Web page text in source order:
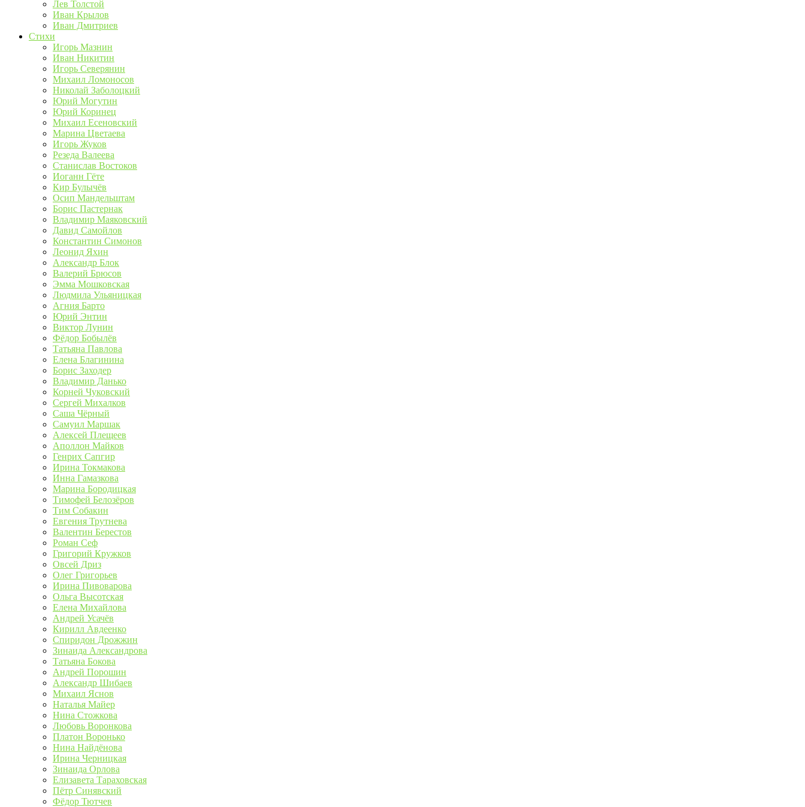
Лев Толстой
Иван Крылов
Иван Дмитриев
Стихи
Игорь Мазнин
Иван Никитин
Игорь Северянин
Михаил Ломоносов
Николай Заболоцкий
Юрий Могутин
Юрий Коринец
Михаил Есеновский
Марина Цветаева
Игорь Жуков
Резеда Валеева
Станислав Востоков
Иоганн Гёте
Кир Булычёв
Осип Мандельштам
Борис Пастернак
Владимир Маяковский
Давид Самойлов
Константин Симонов
Леонид Яхин
Александр Блок
Валерий Брюсов
Эмма Мошковская
Людмила Ульяницкая
Агния Барто
Юрий Энтин
Виктор Лунин
Фёдор Бобылёв
Татьяна Павлова
Елена Благинина
Борис Заходер
Владимир Данько
Корней Чуковский
Сергей Михалков
Саша Чёрный
Самуил Маршак
Алексей Плещеев
Аполлон Майков
Генрих Сапгир
Ирина Токмакова
Инна Гамазкова
Марина Бородицкая
Тимофей Белозёров
Тим Собакин
Евгения Трутнева
Валентин Берестов
Роман Сеф
Григорий Кружков
Овсей Дриз
Олег Григорьев
Ирина Пивоварова
Ольга Высотская
Елена Михайлова
Андрей Усачёв
Кирилл Авдеенко
Спиридон Дрожжин
Зинаида Александрова
Татьяна Бокова
Андрей Порошин
Александр Шибаев
Михаил Яснов
Наталья Майер
Нина Стожкова
Любовь Воронкова
Платон Воронько
Нина Найдёнова
Ирина Черницкая
Зинаида Орлова
Елизавета Тараховская
Пётр Синявский
Фёдор Тютчев